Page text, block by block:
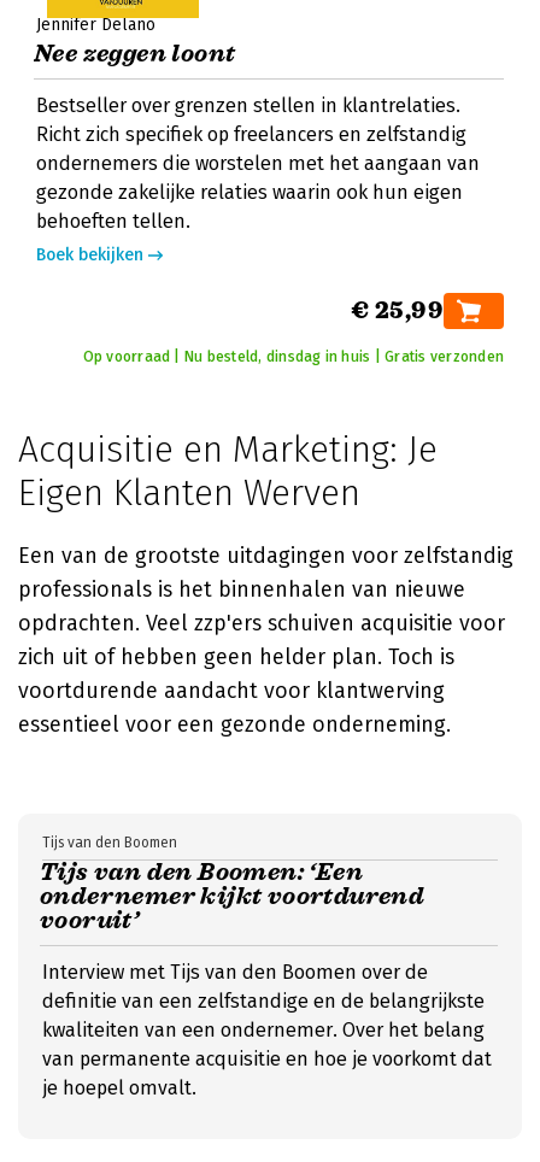
Jennifer Delano
Nee zeggen loont
Bestseller over grenzen stellen in klantrelaties.
Richt zich specifiek op freelancers en zelfstandig
ondernemers die worstelen met het aangaan van
gezonde zakelijke relaties waarin ook hun eigen
behoeften tellen.
Boek bekijken
€ 25,99
Op voorraad | Nu besteld, dinsdag in huis | Gratis verzonden
Acquisitie en Marketing: Je
Eigen Klanten Werven
Een van de grootste uitdagingen voor zelfstandig
professionals is het binnenhalen van nieuwe
opdrachten. Veel zzp'ers schuiven acquisitie voor
zich uit of hebben geen helder plan. Toch is
voortdurende aandacht voor klantwerving
essentieel voor een gezonde onderneming.
Tijs van den Boomen: ‘Een
ondernemer kijkt voortdurend
vooruit’
Tijs van den Boomen
Interview met Tijs van den Boomen over de
definitie van een zelfstandige en de belangrijkste
kwaliteiten van een ondernemer. Over het belang
van permanente acquisitie en hoe je voorkomt dat
je hoepel omvalt.